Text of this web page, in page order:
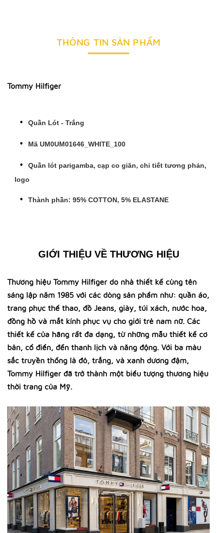
THÔNG TIN SẢN PHẨM
Tommy Hilfiger
Quần Lót - Trắng
Mã UM0UM01646_WHITE_100
Quần lót parigamba, cạp co giãn, chi tiết tương phản,
logo
Thành phần: 95% COTTON, 5% ELASTANE
GIỚI THIỆU VỀ THƯƠNG HIỆU
Thương hiệu Tommy Hilfiger do nhà thiết kế cùng tên
sáng lập năm 1985 với các dòng sản phẩm như: quần áo,
trang phục thể thao, đồ Jeans, giày, túi xách, nước hoa,
đồng hồ và mắt kính phục vụ cho giới trẻ nam nữ. Các
thiết kế của hãng rất đa dạng, từ những mẫu thiết kế cơ
bản, cổ điển, đến thanh lịch và năng động. Với ba màu
sắc truyền thống là đỏ, trắng, và xanh dương đậm,
Tommy Hilfiger đã trở thành một biểu tượng thương hiệu
thời trang của Mỹ.